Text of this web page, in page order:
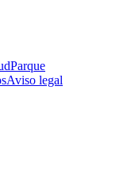
Parque
Aviso legal